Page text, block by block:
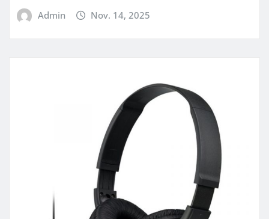
Admin Nov. 14, 2025